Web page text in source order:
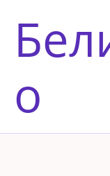
содержимому
о